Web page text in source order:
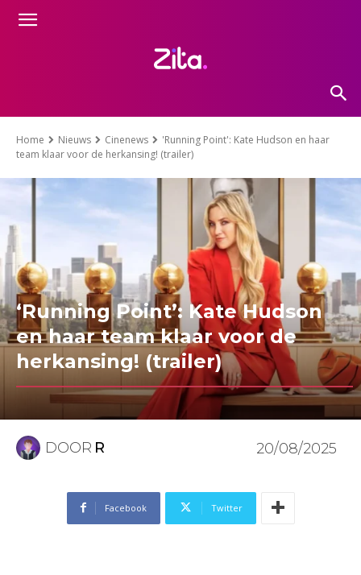
Home Nieuws Cinenews
'Running Point': Kate Hudson en haar
team klaar voor de herkansing! (trailer)
‘Running Point’: Kate Hudson
en haar team klaar voor de
herkansing! (trailer)
DOOR R 20/08/2025
Facebook Twitter